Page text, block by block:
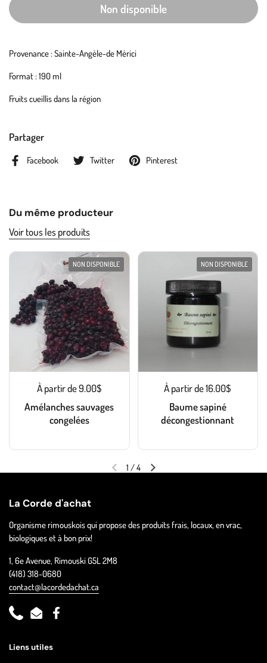
Non disponible
Provenance : Sainte-Angèle-de Mérici
Format : 190 ml
Fruits cueillis dans la région
Partager
Facebook Twitter Pinterest
Du même producteur
Voir tous les produits
À partir de 9.00$
Amélanches sauvages
congelées
NON DISPONIBLE
À partir de 16.00$
Baume sapiné
décongestionnant
NON DISPONIBLE
1 /4
La Corde d'achat
Organisme rimouskois qui propose des produits frais, locaux, en vrac,
biologiques et à bon prix!
1, 6e Avenue, Rimouski G5L 2M8
(418) 318-0680
contact@lacordedachat.ca
PhoneEmailFacebook
Liens utiles